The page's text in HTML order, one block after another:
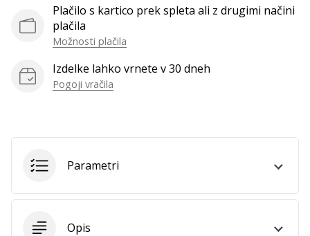
Plačilo s kartico prek spleta ali z drugimi načini
plačila
Možnosti plačila
Izdelke lahko vrnete v 30 dneh
Pogoji vračila
Parametri
Opis